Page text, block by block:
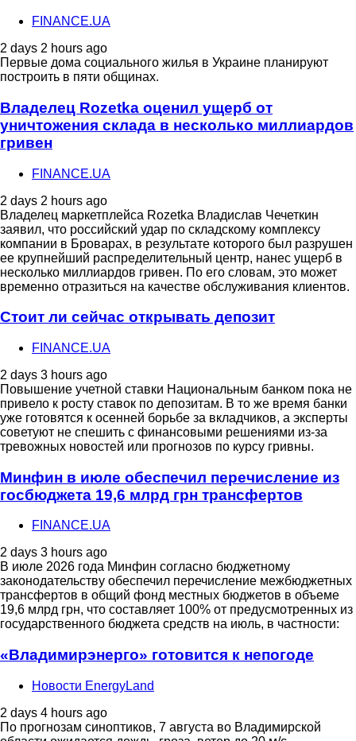
FINANCE.UA
2 days 2 hours ago
Первые дома социального жилья в Украине планируют
построить в пяти общинах.
Владелец Rozetka оценил ущерб от
уничтожения склада в несколько миллиардов
гривен
FINANCE.UA
2 days 2 hours ago
Владелец маркетплейса Rozetka Владислав Чечеткин
заявил, что российский удар по складскому комплексу
компании в Броварах, в результате которого был разрушен
ее крупнейший распределительный центр, нанес ущерб в
несколько миллиардов гривен. По его словам, это может
временно отразиться на качестве обслуживания клиентов.
Стоит ли сейчас открывать депозит
FINANCE.UA
2 days 3 hours ago
Повышение учетной ставки Национальным банком пока не
привело к росту ставок по депозитам. В то же время банки
уже готовятся к осенней борьбе за вкладчиков, а эксперты
советуют не спешить с финансовыми решениями из-за
тревожных новостей или прогнозов по курсу гривны.
Минфин в июле обеспечил перечисление из
госбюджета 19,6 млрд грн трансфертов
FINANCE.UA
2 days 3 hours ago
В июле 2026 года Минфин согласно бюджетному
законодательству обеспечил перечисление межбюджетных
трансфертов в общий фонд местных бюджетов в объеме
19,6 млрд грн, что составляет 100% от предусмотренных из
государственного бюджета средств на июль, в частности:
«Владимирэнерго» готовится к непогоде
Новости EnergyLand
2 days 4 hours ago
По прогнозам синоптиков, 7 августа во Владимирской